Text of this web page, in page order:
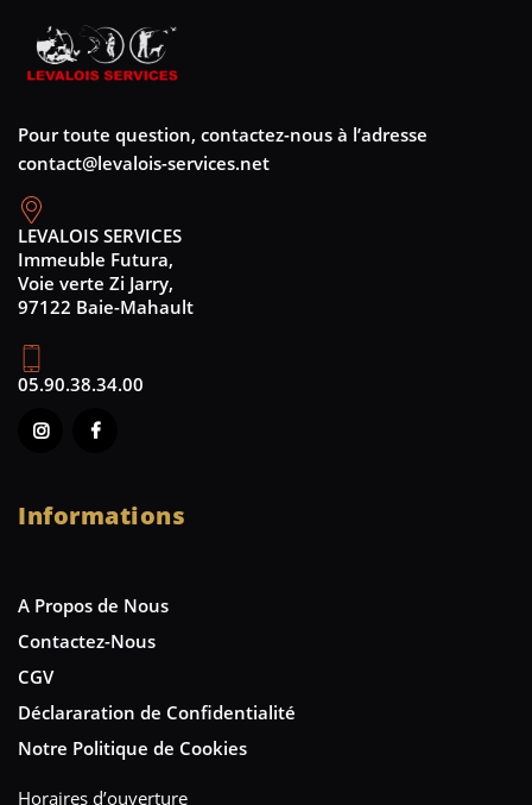
Pour toute question, contactez-nous à l’adresse
contact@levalois-services.net
LEVALOIS SERVICES
Immeuble Futura,
Voie verte Zi Jarry,
97122 Baie-Mahault
05.90.38.34.00
Informations
A Propos de Nous
Contactez-Nous
CGV
Déclararation de Confidentialité
Notre Politique de Cookies
Horaires d’ouverture